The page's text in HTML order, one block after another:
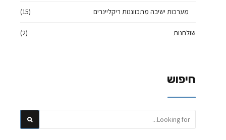
מערכות ישיבה מתכווננות ריקליינרים (15)
שולחנות (2)
חיפוש